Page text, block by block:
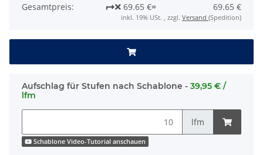
Gesamtpreis: 69.65 €= 69.65 €
inkl. 19% USt. , zzgl. Versand (Spedition)
Aufschlag für Stufen nach Schablone - 39,95 € /
lfm
lfm
Schablone Video-Tutorial anschauen